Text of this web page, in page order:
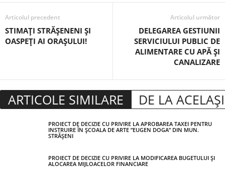
Articolul precedent
STIMAŢI STRĂŞENENI ŞI
OASPEŢI AI ORAŞULUI!
Articolul următor
DELEGAREA GESTIUNII
SERVICIULUI PUBLIC DE
ALIMENTARE CU APĂ ŞI
CANALIZARE
ARTICOLE SIMILARE DE LA
PROIECT DE DECIZIE CU PRIVIRE LA APROBAREA TAXEI PENTRU
INSTRUIRE ÎN ȘCOALA DE ARTE ”EUGEN DOGA” DIN MUN.
STRĂȘENI
PROIECT DE DECIZIE CU PRIVIRE LA MODIFICAREA BUGETULUI ȘI
ALOCAREA MIJLOACELOR FINANCIARE